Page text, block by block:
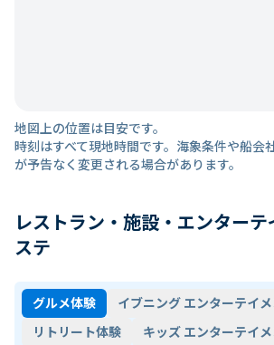
地図上の位置は目安です。
時刻はすべて現地時間です。海象条件や船会
が予告なく変更される場合があります。
レストラン・施設・エンター
ステ
グルメ体験
イブニング エンターテイ
リトリート体験
キッズ エンターテイ